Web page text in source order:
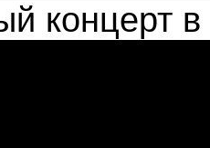
концерт